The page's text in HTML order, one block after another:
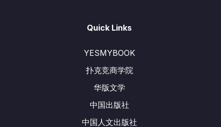
Quick Links
YESMYBOOK
扑克竞商学院
华版文学
中国出版社
中国人文出版社